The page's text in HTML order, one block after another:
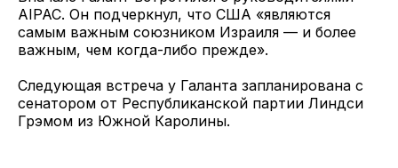
AIPAC. Он подчеркнул, что США «являются
самым важным союзником Израиля — и более
важным, чем когда-либо прежде».
Следующая встреча у Галанта запланирована с
сенатором от Республиканской партии Линдси
Грэмом из Южной Каролины.